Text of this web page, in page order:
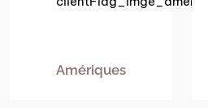
Amériques